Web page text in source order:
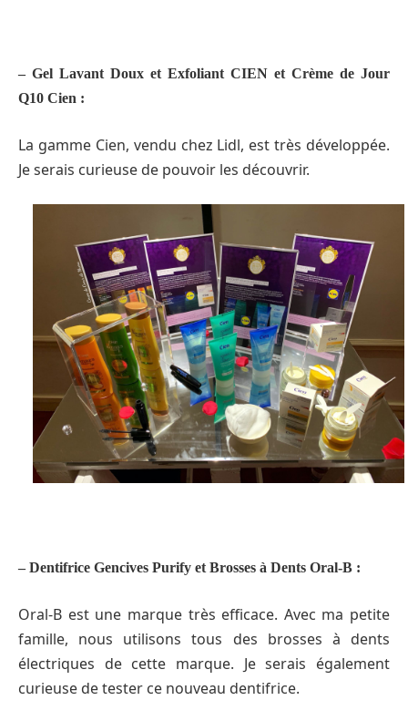
– Gel Lavant Doux et Exfoliant CIEN et Crème de Jour
Q10 Cien :
La gamme Cien, vendu chez Lidl, est très développée.
Je serais curieuse de pouvoir les découvrir.
– Dentifrice Gencives Purify et Brosses à Dents Oral-B :
Oral-B est une marque très efficace. Avec ma petite
famille, nous utilisons tous des brosses à dents
électriques de cette marque. Je serais également
curieuse de tester ce nouveau dentifrice.